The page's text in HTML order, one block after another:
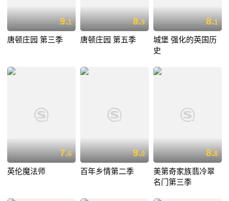
9.1
唐顿庄园 第三季
8.9
唐顿庄园 第五季
8.1
城堡 强化的英国历
史
7.6
英伦魔法师
9.0
百年乡情第二季
8.8
美第奇家族翡冷翠
名门第三季